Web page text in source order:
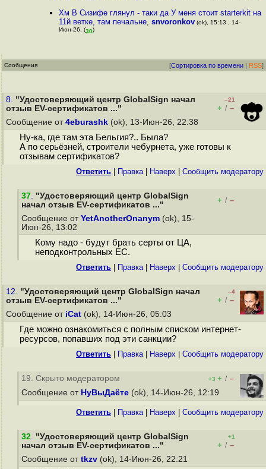
Хм В Сизифе глянул - таки да У меня стоит starterkit на
11й ветке, там печальне,snvoronkov (ok), 15:13 , 14-
Июн-26, (30)
Сообщения [Сортировка по времени | RSS]
8. "Удостоверяющий центр GlobalSign начал
отзыв EV-сертификатов ..."
–21
+ / –
Сообщение от 4eburashk (ok), 13-Июн-26, 22:38
Ну-ка, где там эта Бельгия?.. Была?
А по серьёзней, строители чебурнета, уже готовы к
отзывам сертификатов?
Ответить Правка| Наверх Cообщить модератору
37. "Удостоверяющий центр GlobalSign
начал отзыв EV-сертификатов ..."
+ / –
Сообщение от YetAnotherOnanym (ok), 15-
Июн-26, 13:02
Кому надо - будут брать серты от ЦА,
неподконтрольных ЕС.
Ответить Правка| Наверх Cообщить модератору
12. "Удостоверяющий центр GlobalSign начал
отзыв EV-сертификатов ..."
–4
+ / –
Сообщение от iCat (ok), 14-Июн-26, 05:03
Где можно ознакомиться с полным списком интернет-
ресурсов, попавших под эти санкции?
Ответить Правка| Наверх Cообщить модератору
19. Скрыто модератором +3 + / –
Сообщение от НуВыДаёте (ok), 14-Июн-26, 12:19
Ответить Правка| Наверх Cообщить модератору
32. "Удостоверяющий центр GlobalSign
начал отзыв EV-сертификатов ..."
+1
+ / –
Сообщение от tkzv (ok), 14-Июн-26, 22:21